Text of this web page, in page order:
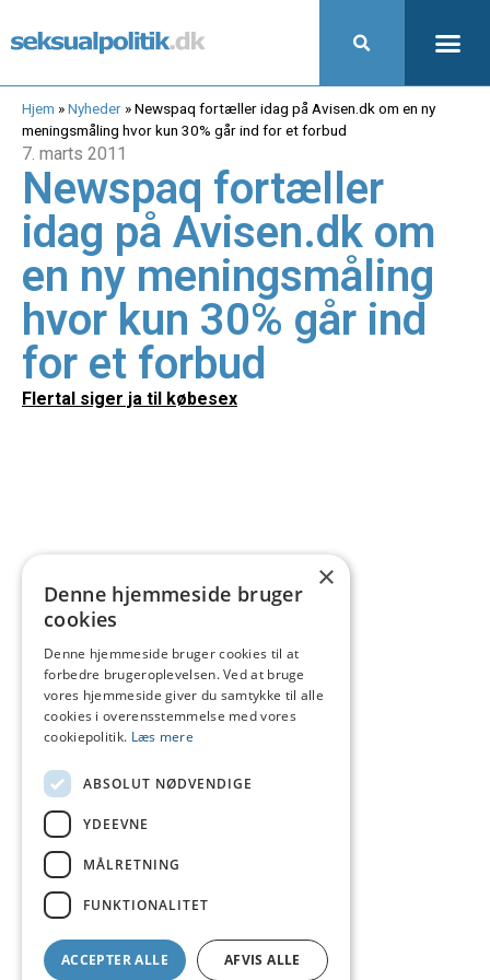
Hjem »Nyheder »Newspaq fortæller idag på Avisen.dk om en ny
meningsmåling hvor kun 30% går ind for et forbud
7. marts 2011
Newspaq fortæller
idag på Avisen.dk om
en ny meningsmåling
hvor kun 30% går ind
for et forbud
Flertal siger ja til købesex
×
Denne hjemmeside bruger
cookies
Denne hjemmeside bruger cookies til at
forbedre brugeroplevelsen. Ved at bruge
vores hjemmeside giver du samtykke til alle
cookies i overensstemmelse med vores
cookiepolitik. Læs mere
ABSOLUT NØDVENDIGE
YDEEVNE
MÅLRETNING
FUNKTIONALITET
ACCEPTER ALLE AFVIS ALLE